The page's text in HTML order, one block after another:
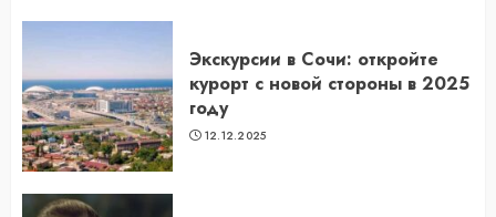
Экскурсии в Сочи: откройте
курорт с новой стороны в 2025
году
12.12.2025